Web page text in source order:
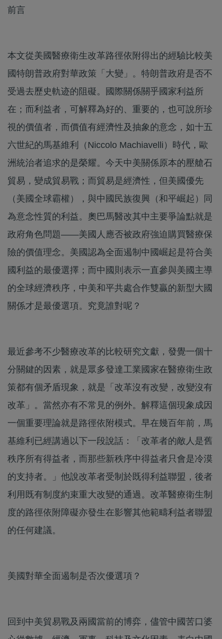
前言
本文從美國醫療衛生改革路徑依附得出的經驗比較美
國特朗普政府對華政策「大變」。特朗普政府是否不
受過去歷史軌迹的阻礙。國際關係關乎國家利益所
在；而利益者，可解釋為好的、重要的，也可說所珍
視的價值者，而價值有經濟性及抽象的意念，如十五
六世紀的馬基維利（Niccolo Machiavelli）時代，歐
洲統治者追求的是榮耀。今天中美關係原本的壓艙石
貿易，變成貿易戰；而貿易是經濟性，但美國優先
（美國全球霸權），與中國民族復興（和平崛起）同
為意念性質的利益。奧巴馬醫改其中主要爭論點就是
政府角色問題——美國人應否被政府強迫購買醫療保
險的價值理念。美國認為全面遏制中國崛起是符合美
國利益的最優選擇；而中國則表示一直參與美國主導
的全球經濟秩序，中美和平共處合作雙贏的新型大國
關係才是最優選項。究竟誰對呢？
最近參考不少醫療改革的比較研究文獻，發覺一個十
分關鍵的因素，就是眾多發達工業國家在醫療衛生政
策都有個矛盾現象，就是「改革沒有改變，改變沒有
改革」。當然亦有不常見的例外。解釋這個現象成因
一個重要理論就是路徑依附模式。早在幾百年前，馬
基維利已經講過以下一段說話：「改革者的敵人是舊
秩序所有得益者，而那些新秩序中得益者只會是冷漠
的支持者。」他說改革者受制於既得利益聯盟，後者
利用既有制度約束重大改變的通過。改革醫療衛生制
度的路徑依附障礙亦發生在影響其他範疇利益者聯盟
的任何建議。
美國對華全面遏制是否次優選項？
回到中美貿易戰及兩國當前的博弈，儘管中國苦口婆